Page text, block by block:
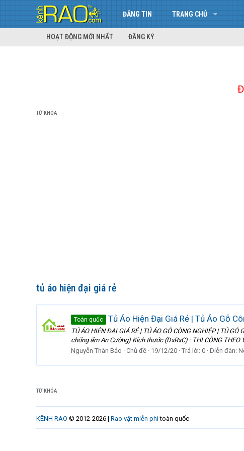
ĐĂNG TIN TRANG CHỦ
HOẠT ĐỘNG MỚI NHẤT ĐĂNG KÝ
TỪ KHÓA
tủ áo hiện đại giá rẻ
Toàn quốc Tủ Áo Hiện Đại Giá Rẻ | Tủ Áo Gỗ
TỦ ÁO HIỆN ĐẠI GIÁ RẺ | TỦ ÁO GỖ CÔNG NGHIỆP | TỦ
chống ẩm An Cường) Kích thước (DxRxC) : THI CÔNG
Nguyễn Thân Bảo
Chủ đề 19/12/20 Trả lời: 0 Diễn đàn:
TỪ KHÓA
KÊNH RAO © 2012-2026 | Rao vặt miễn phítoàn quốc